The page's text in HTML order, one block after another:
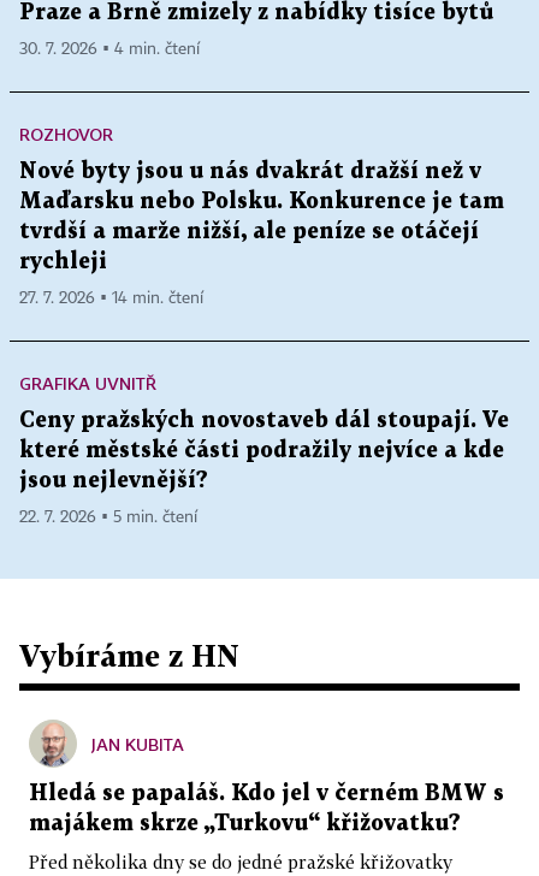
Praze a Brně zmizely z nabídky tisíce bytů
30. 7. 2026 ▪ 4 min. čtení
ROZHOVOR
Nové byty jsou u nás dvakrát dražší než v
Maďarsku nebo Polsku. Konkurence je tam
tvrdší a marže nižší, ale peníze se otáčejí
rychleji
27. 7. 2026 ▪ 14 min. čtení
GRAFIKA UVNITŘ
Ceny pražských novostaveb dál stoupají. Ve
které městské části podražily nejvíce a kde
jsou nejlevnější?
22. 7. 2026 ▪ 5 min. čtení
Vybíráme z HN
JAN KUBITA
Hledá se papaláš. Kdo jel v černém BMW s
majákem skrze „Turkovu“ křižovatku?
Před několika dny se do jedné pražské křižovatky